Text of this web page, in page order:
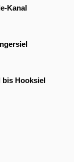
Kanal
bis Hooksiel